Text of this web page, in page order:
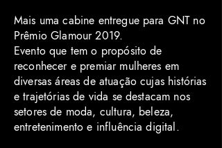
Mais uma cabine entregue para GNT no
Prêmio Glamour 2019.
Evento que tem o propósito de
reconhecer e premiar mulheres em
diversas áreas de atuação cujas histórias
e trajetórias de vida se destacam nos
setores de moda, cultura, beleza,
entretenimento e influência digital.